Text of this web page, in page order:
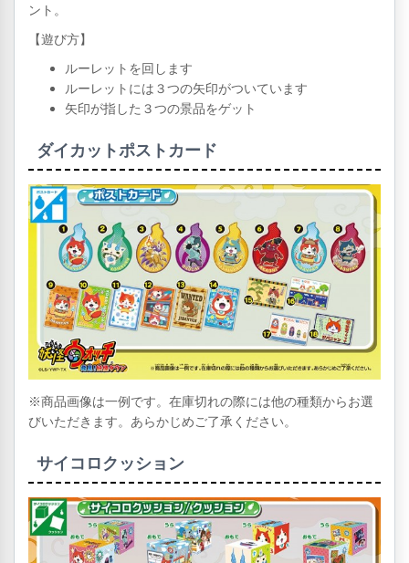
ント。
【遊び方】
ルーレットを回します
ルーレットには３つの矢印がついています
矢印が指した３つの景品をゲット
ダイカットポストカード
※商品画像は一例です。在庫切れの際には他の種類からお選
びいただきます。あらかじめご了承ください。
サイコロクッション